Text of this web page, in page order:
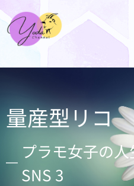
量産型リコ
プラモ女子の
SNS 3